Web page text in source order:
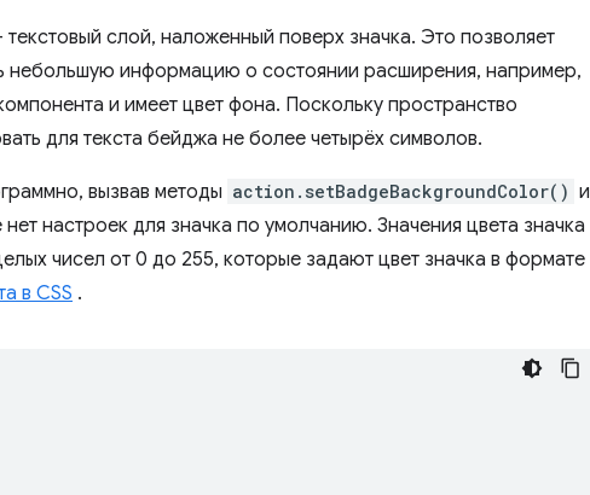
слой, наложенный поверх значка. Это позволяет
небольшую информацию о состоянии расширения, например,
и имеет цвет фона. Поскольку пространство
для текста бейджа не более четырёх символов.
вызвав методы action.setBadgeBackgroundColor() и
настроек для значка по умолчанию. Значения цвета значка
чисел от 0 до 255, которые задают цвет значка в формате
в CSS .